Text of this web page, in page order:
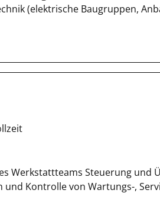
(elektrische Baugruppen,
Werkstattteams Steuerung und
Kontrolle von Wartungs-,